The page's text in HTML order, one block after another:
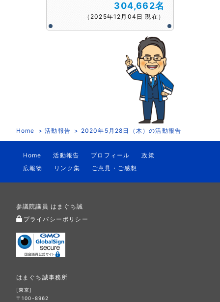
304,662名
（2025年12月04日 現在）
Home 活動報告 2020年5月28日（木）の活動報告
Home 活動報告 プロフィール
政策
広報物
リンク集 ご意見・ご感想
参議院議員 はまぐち誠
プライバシーポリシー
はまぐち誠事務所
[東京]
〒100-8962